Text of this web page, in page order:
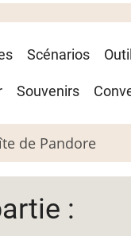
Scénarios
Souvenirs
de Pandore
: